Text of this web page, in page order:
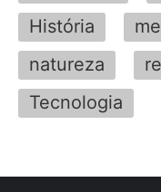
História
natureza
Tecnologia